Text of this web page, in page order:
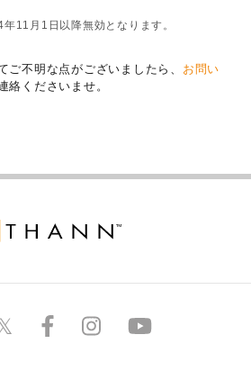
11月1日以降無効となります。
ご不明な点がございましたら、 お問い
絡くださいませ。